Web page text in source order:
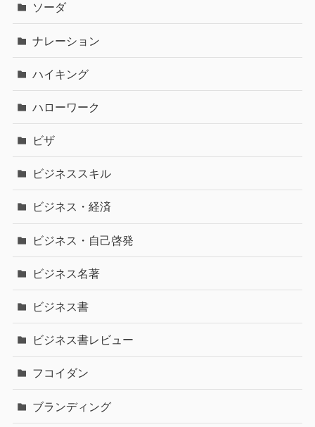
ソーダ
ナレーション
ハイキング
ハローワーク
ビザ
ビジネススキル
ビジネス・経済
ビジネス・自己啓発
ビジネス名著
ビジネス書
ビジネス書レビュー
フコイダン
ブランディング